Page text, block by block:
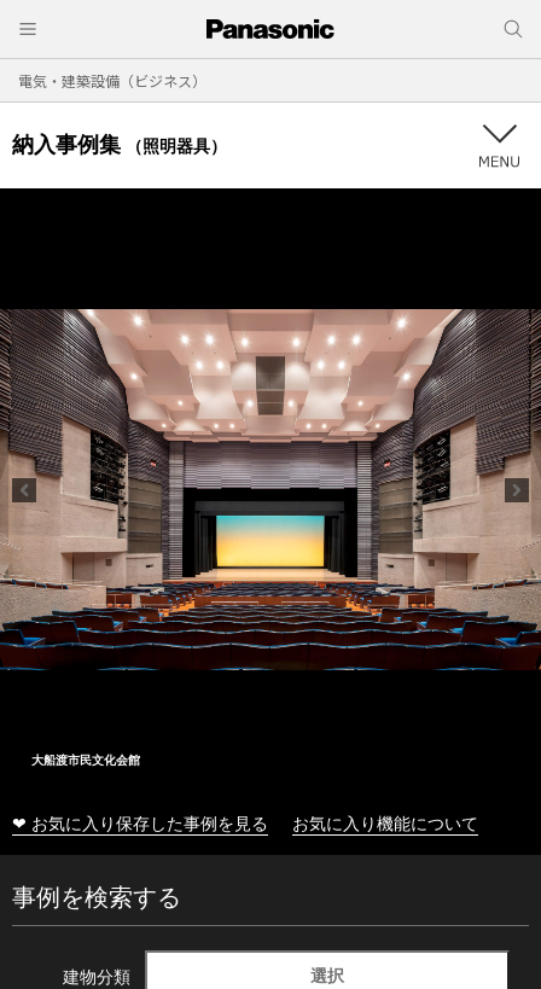
電気・建築設備（ビジネス）
納入事例集 （照明器具）
大船渡市民文化会館
❤ お気に入り保存した事例を見る お気に入り機能について
事例を検索する
建物分類 選択